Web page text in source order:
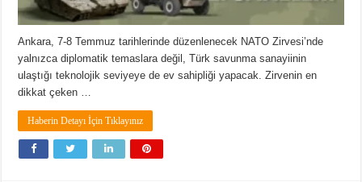
Ankara, 7-8 Temmuz tarihlerinde düzenlenecek NATO Zirvesi’nde
yalnızca diplomatik temaslara değil, Türk savunma sanayiinin
ulaştığı teknolojik seviyeye de ev sahipliği yapacak. Zirvenin en
dikkat çeken …
Haberin Detayı İçin Tıklayınız